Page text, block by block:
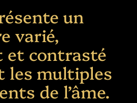
un
varié,
et contrasté
les multiples
de l’âme.